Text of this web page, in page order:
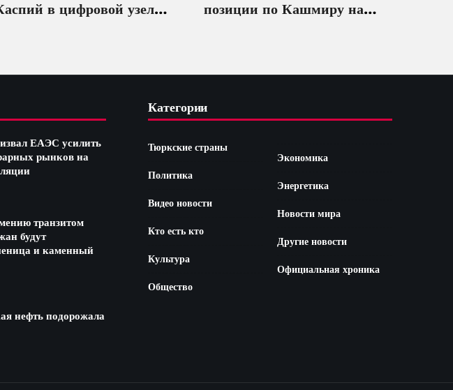
в цифровой узел
позиции по Кашмиру на
ЕАЭС усилить
рынков на
транзитом
будут
и каменный
нефть подорожала
Категории
Тюркские страны
Политика
Видео новости
Кто есть кто
Культура
Общество
Экономика
Энергетика
Новости мира
Другие новости
Официальная хроника